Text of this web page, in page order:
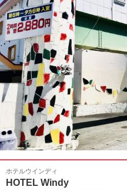
ホテルウインディ
HOTEL Windy